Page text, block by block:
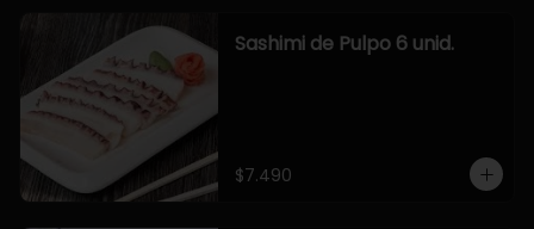
Sashimi de Pulpo 6 unid.
$7.490